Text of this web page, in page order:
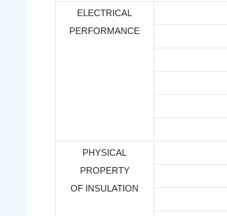
ELECTRICAL
PERFORMANCE
PHYSICAL
PROPERTY
OF INSULATION